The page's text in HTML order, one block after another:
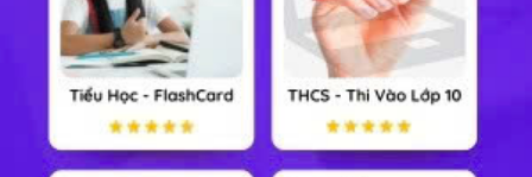
GDCD 7
Công nghệ 7
Tin học 7
Cộng đồng